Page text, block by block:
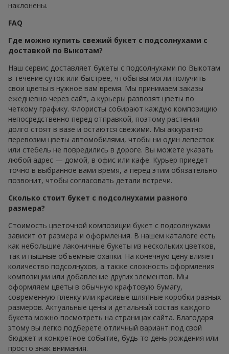
наклонены.
FAQ
Где можно купить свежий букет с подсолнухами с
доставкой по Выкотам?
Наш сервис доставляет букеты с подсолнухами по Выкотам
в течение суток или быстрее, чтобы вы могли получить
свои цветы в нужное вам время. Мы принимаем заказы
ежедневно через сайт, а курьеры развозят цветы по
четкому графику. Флористы собирают каждую композицию
непосредственно перед отправкой, поэтому растения
долго стоят в вазе и остаются свежими. Мы аккуратно
перевозим цветы автомобилями, чтобы ни один лепесток
или стебель не повредились в дороге. Вы можете указать
любой адрес — домой, в офис или кафе. Курьер приедет
точно в выбранное вами время, а перед этим обязательно
позвонит, чтобы согласовать детали встречи.
Сколько стоит букет с подсолнухами разного
размера?
Стоимость цветочной композиции букет с подсолнухами
зависит от размера и оформления. В нашем каталоге есть
как небольшие лаконичные букеты из нескольких цветков,
так и пышные объемные охапки. На конечную цену влияет
количество подсолнухов, а также сложность оформления
композиции или добавление других элементов. Мы
оформляем цветы в обычную крафтовую бумагу,
современную пленку или красивые шляпные коробки разных
размеров. Актуальные цены и детальный состав каждого
букета можно посмотреть на страницах сайта. Благодаря
этому вы легко подберете отличный вариант под свой
бюджет и конкретное событие, будь то день рождения или
просто знак внимания.